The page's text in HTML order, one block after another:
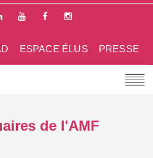
PRESSE
ESPACE ÉLUS
de l'AMF